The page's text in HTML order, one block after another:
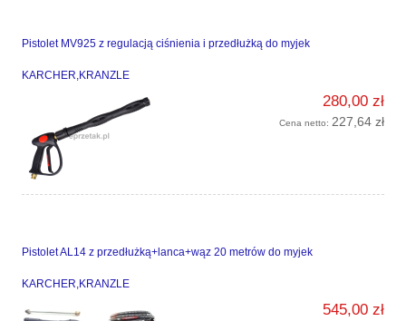
Pistolet MV925 z regulacją ciśnienia i przedłużką do myjek
KARCHER,KRANZLE
280,00 zł
Cena netto: 227,64 zł
Pistolet AL14 z przedłużką+lanca+wąz 20 metrów do myjek
KARCHER,KRANZLE
545,00 zł